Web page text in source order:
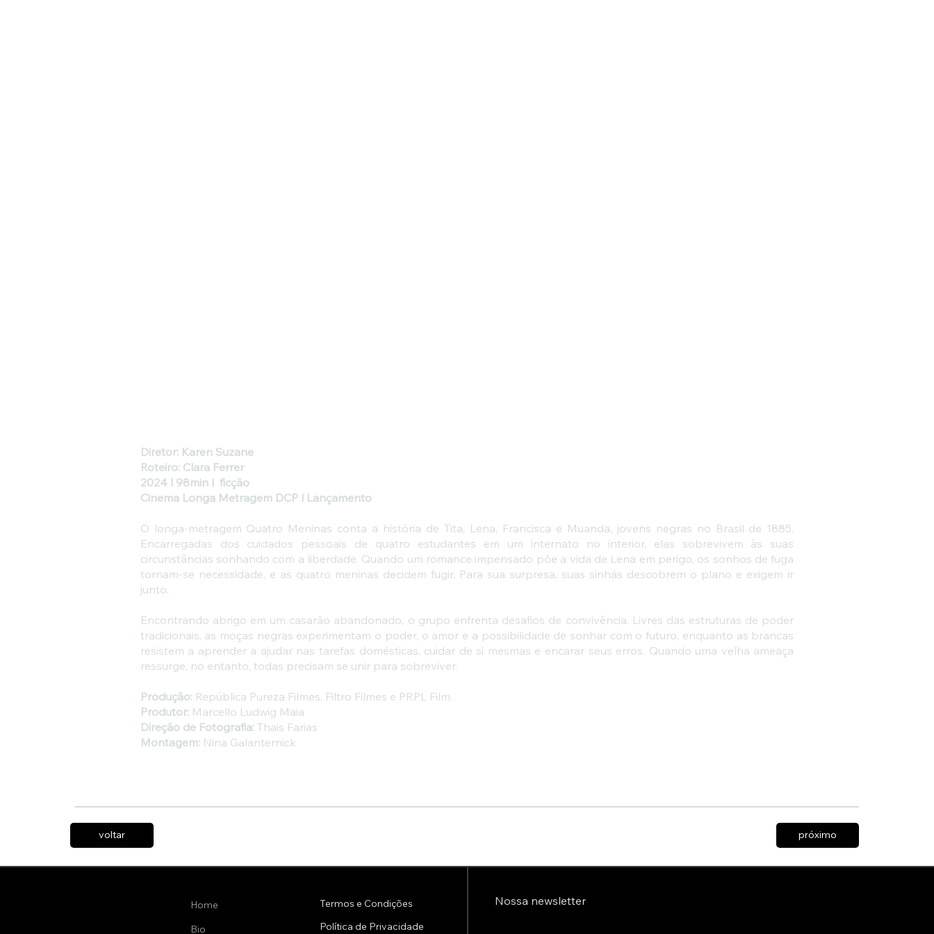
Diretor: Karen Suzane
Roteiro: Clara Ferrer
2024 l 98min l ficção
Cinema Longa Metragem DCP l Lançamento
O longa-metragem Quatro Meninas conta a história de Tita, Lena, Francisca e Muanda, jovens negras no Brasil de 1885.
Encarregadas dos cuidados pessoais de quatro estudantes em um internato no interior, elas sobrevivem às suas
circunstâncias sonhando com a liberdade. Quando um romance impensado põe a vida de Lena em perigo, os sonhos de fuga
tornam-se necessidade, e as quatro meninas decidem fugir. Para sua surpresa, suas sinhás descobrem o plano e exigem ir
junto.
Encontrando abrigo em um casarão abandonado, o grupo enfrenta desafios de convivência. Livres das estruturas de poder
tradicionais, as moças negras experimentam o poder, o amor e a possibilidade de sonhar com o futuro, enquanto as brancas
resistem a aprender a ajudar nas tarefas domésticas, cuidar de si mesmas e encarar seus erros. Quando uma velha ameaça
ressurge, no entanto, todas precisam se unir para sobreviver.
Produção:República Pureza Filmes, Filtro Filmes e PRPL Film.
Produtor:Marcello Ludwig Maia
Direção de Fotografia:Thais Farias
Montagem:Nina Galanternick
próximo
voltar
Home
Bio
Termos e Condições
Política de Privacidade
Nossa newsletter